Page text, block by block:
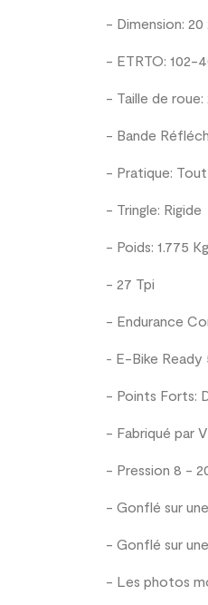
- Dimension: 20
- ETRTO: 102-
- Taille de roue:
- Bande
- Pratique:
- Tringle: Rigide
- Poids: 1.775 Kg
- 27 Tpi
- Endurance
- E-Bike Ready
- Points Forts:
- Fabriqué par
- Pression 8 -
- Gonflé sur
- Gonflé sur
- Les photos